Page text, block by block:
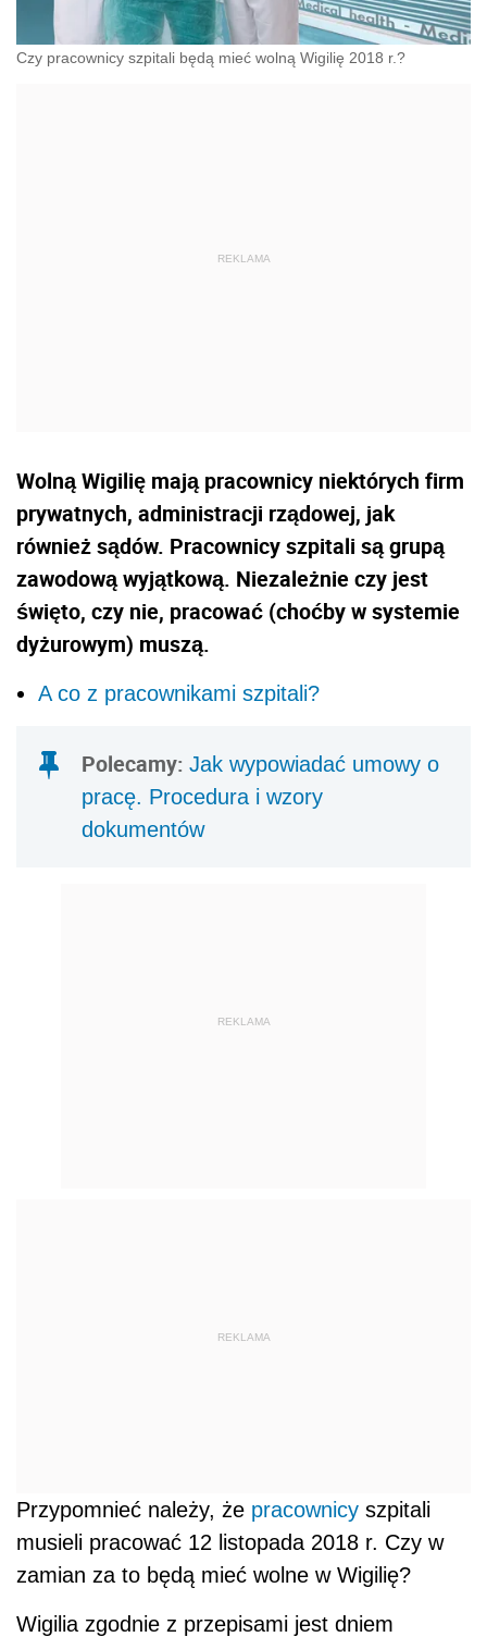
Czy pracownicy szpitali będą mieć wolną Wigilię 2018 r.?
Wolną Wigilię mają pracownicy niektórych firm
prywatnych, administracji rządowej, jak
również sądów. Pracownicy szpitali są grupą
zawodową wyjątkową. Niezależnie czy jest
święto, czy nie, pracować (choćby w systemie
dyżurowym) muszą.
A co z pracownikami szpitali?
Polecamy: Jak wypowiadać umowy o
pracę. Procedura i wzory
dokumentów
REKLAMA
REKLAMA
Przypomnieć należy, że pracownicy szpitali
musieli pracować 12 listopada 2018 r. Czy w
zamian za to będą mieć wolne w Wigilię?
Wigilia zgodnie z przepisami jest dniem